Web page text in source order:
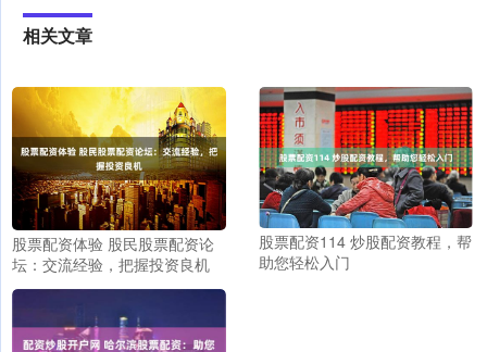
相关文章
股票配资体验 股民股票配资论
坛：交流经验，把握投资良机
股票配资114 炒股配资教程，帮
助您轻松入门